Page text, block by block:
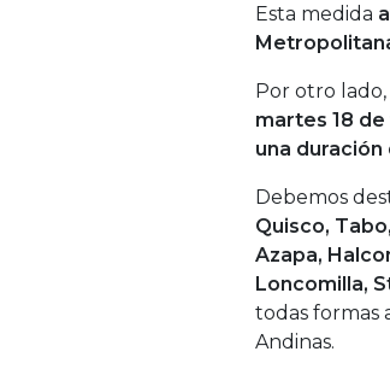
Esta medida
Por otro lado,
martes 18
una duración
Debemos
Quisco,
Azapa,
Loncomilla,
todas formas
Andinas.